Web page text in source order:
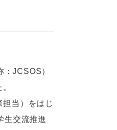
JCSOS）
当）をはじ
生交流推進